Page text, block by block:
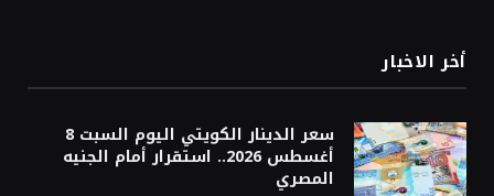
أخر الاخبار
سعر الدينار الكويتي اليوم السبت 8
أغسطس 2026.. استقرار أمام الجنيه
المصري